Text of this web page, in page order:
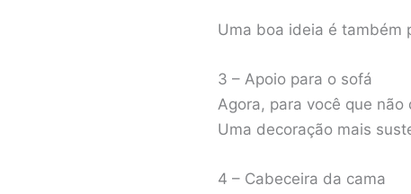
Uma boa ideia é também
3 – Apoio para o sofá
Agora, para você que
Uma decoração mais
4 – Cabeceira da cama